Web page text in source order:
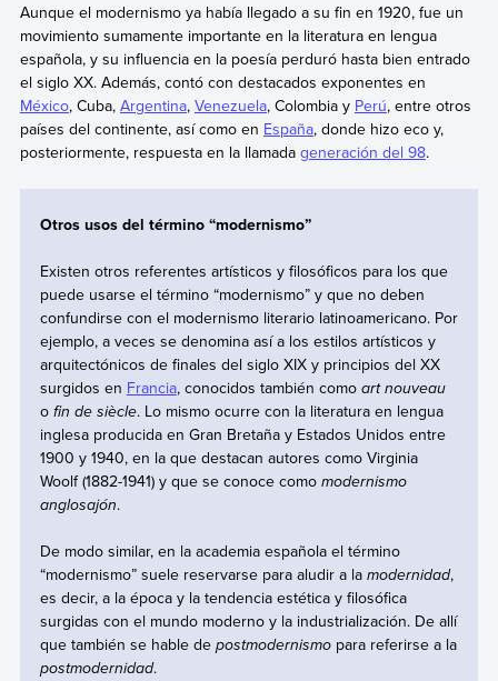
Aunque el modernismo ya había llegado a su fin en 1920, fue un
movimiento sumamente importante en la literatura en lengua
española, y su influencia en la poesía perduró hasta bien entrado
el siglo XX. Además, contó con destacados exponentes en
México, Cuba, Argentina, Venezuela, Colombia y Perú, entre otros
países del continente, así como en España, donde hizo eco y,
posteriormente, respuesta en la llamada generación del 98.
Otros usos del término “modernismo”
Existen otros referentes artísticos y filosóficos para los que
puede usarse el término “modernismo” y que no deben
confundirse con el modernismo literario latinoamericano. Por
ejemplo, a veces se denomina así a los estilos artísticos y
arquitectónicos de finales del siglo XIX y principios del XX
surgidos en Francia, conocidos también como art nouveau
o fin de siècle. Lo mismo ocurre con la literatura en lengua
inglesa producida en Gran Bretaña y Estados Unidos entre
1900 y 1940, en la que destacan autores como Virginia
Woolf (1882-1941) y que se conoce como modernismo
anglosajón.
De modo similar, en la academia española el término
“modernismo” suele reservarse para aludir a la modernidad,
es decir, a la época y la tendencia estética y filosófica
surgidas con el mundo moderno y la industrialización. De allí
que también se hable de postmodernismopara referirse a la
postmodernidad.